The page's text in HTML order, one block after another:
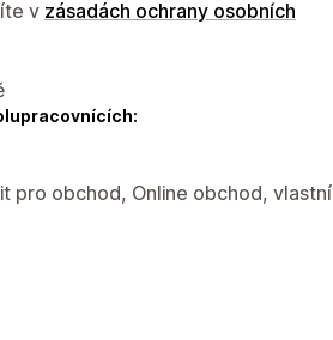
v zásadách ochrany osobních
pro obchod, Online obchod, vlastní